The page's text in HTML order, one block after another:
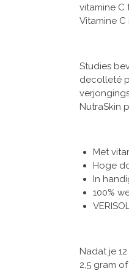
vitamine C
Vitamine
Studies
decolleté
NutraSkin
Met
Hoge
In
100%
Nadat je
2,5 gram